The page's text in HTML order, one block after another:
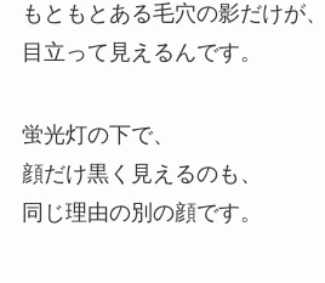
もともとある毛穴の影だけが、
目立って見えるんです。
蛍光灯の下で、
顔だけ黒く見えるのも、
同じ理由の別の顔です。